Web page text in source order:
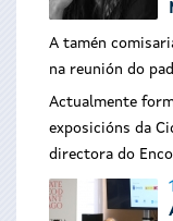
A tamén
na reunión do
Actualmente
exposicións da
directora do